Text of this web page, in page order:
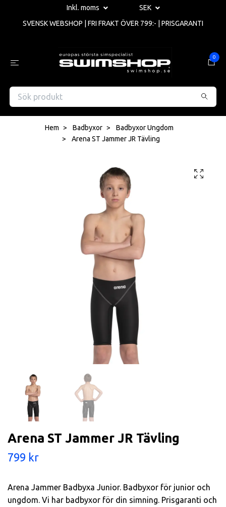
Inkl. moms
SEK
SVENSK WEBSHOP | FRI FRAKT ÖVER 799:- | PRISGARANTI
0
Hem Badbyxor
Badbyxor Ungdom
Arena ST Jammer JR Tävling
Arena ST Jammer JR Tävling
799 kr
Arena Jammer Badbyxa Junior. Badbyxor för junior och
ungdom. Vi har badbyxor för din simning. Prisgaranti och